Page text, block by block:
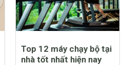
Top 12 máy chạy bộ tại
nhà tốt nhất hiện nay